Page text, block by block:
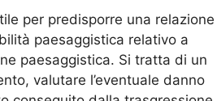
per predisporre una relazione
paesaggistica relativo a
paesaggistica. Si tratta di un
valutare l’eventuale danno